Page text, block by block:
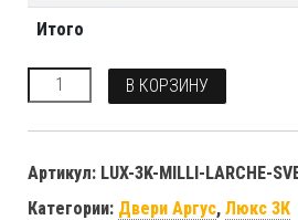
Итого
Количество В КОРЗИНУ
Артикул: LUX-3K-MILLI-LARCHE-
Категории: Двери Аргус, Люкс 3К